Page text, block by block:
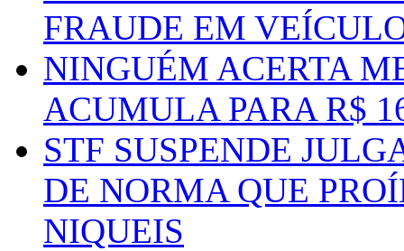
FRAUDE EM
NINGUÉM ACERTA
ACUMULA PARA R$
STF SUSPENDE
DE NORMA QUE
NIQUEIS